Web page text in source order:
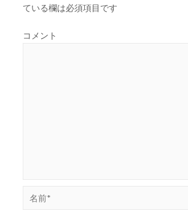
ている欄は必須項目です
コメント